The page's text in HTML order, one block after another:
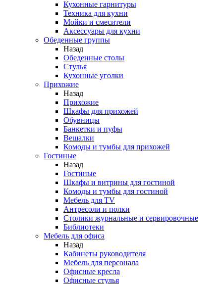
Кухонные гарнитуры
Техника для кухни
Мойки и смесители
Аксессуары для кухни
Обеденные группы
Назад
Обеденные столы
Стулья
Кухонные уголки
Прихожие
Назад
Прихожие
Шкафы для прихожей
Обувницы
Банкетки и пуфы
Вешалки
Комоды и тумбы для прихожей
Гостиные
Назад
Гостиные
Шкафы и витрины для гостиной
Комоды и тумбы для гостиной
Мебель для TV
Антресоли и полки
Столики журнальные и сервировочные
Библиотеки
Мебель для офиса
Назад
Кабинеты руководителя
Мебель для персонала
Офисные кресла
Офисные стулья